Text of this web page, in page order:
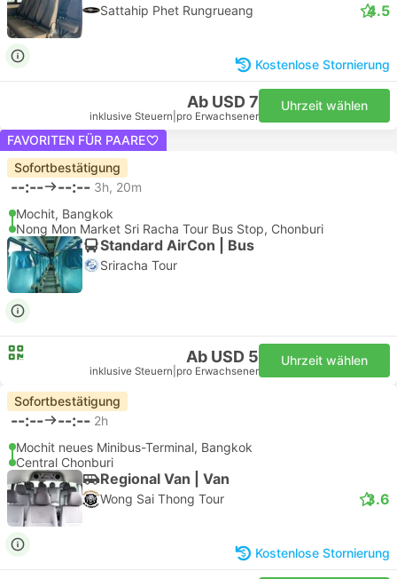
Sattahip Phet Rungrueang 4.5
Kostenlose Stornierung
Ab USD 7
inklusive Steuern pro Erwachsener
Uhrzeit wählen
FAVORITEN FÜR PAARE
Sofortbestätigung
--:-- --:-- 3h, 20m
Mochit, Bangkok
Nong Mon Market Sri Racha Tour Bus Stop, Chonburi
Standard AirCon | Bus
Sriracha Tour
Ab USD 5
inklusive Steuern pro Erwachsener
Uhrzeit wählen
Sofortbestätigung
--:-- --:-- 2h
Mochit neues Minibus-Terminal, Bangkok
Central Chonburi
Regional Van | Van
Wong Sai Thong Tour 3.6
Kostenlose Stornierung